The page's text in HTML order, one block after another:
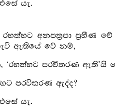
යැ.
අනපත්‍රපා ප්‍රහීණ
ඇතියේ වේ නම්,
‘රහත්හට පරවිතරණ ඇති’යි
පරවිතරණ ඇද්ද?
යැ.